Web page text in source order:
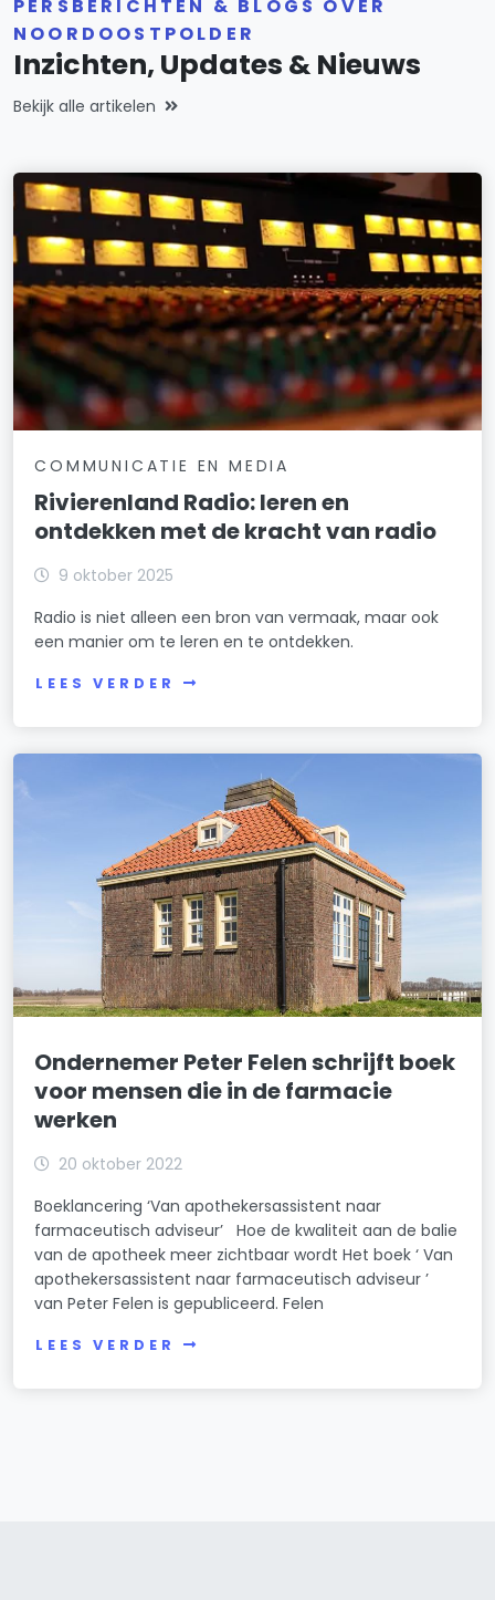
PERSBERICHTEN & BLOGS OVER
NOORDOOSTPOLDER
Inzichten, Updates & Nieuws
Bekijk alle artikelen
COMMUNICATIE EN MEDIA
Rivierenland Radio: leren en
ontdekken met de kracht van radio
9 oktober 2025
Radio is niet alleen een bron van vermaak, maar ook
een manier om te leren en te ontdekken.
LEES VERDER
Ondernemer Peter Felen schrijft boek
voor mensen die in de farmacie
werken
20 oktober 2022
Boeklancering ‘Van apothekersassistent naar
farmaceutisch adviseur’ Hoe de kwaliteit aan de balie
van de apotheek meer zichtbaar wordt Het boek ‘ Van
apothekersassistent naar farmaceutisch adviseur ’
van Peter Felen is gepubliceerd. Felen
LEES VERDER